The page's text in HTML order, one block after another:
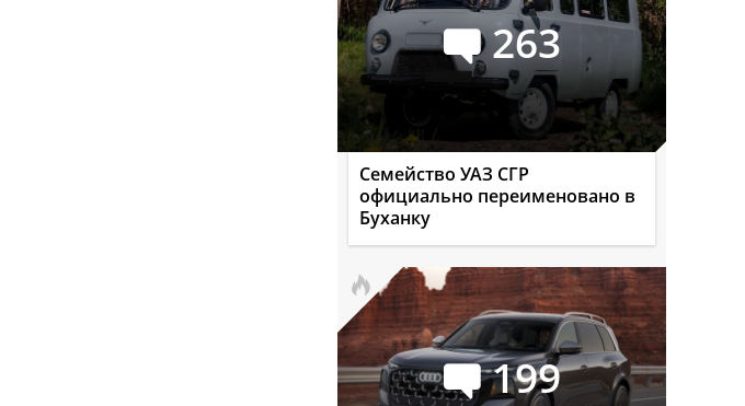
263
Семейство УАЗ СГР
официально переименовано в
Буханку
199